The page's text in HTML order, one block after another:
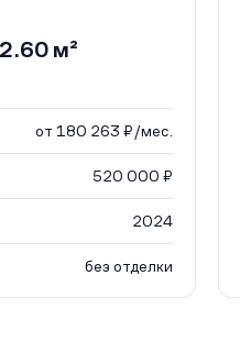
м²
от 180 263 ₽/мес.
520 000 ₽
2024
без отделки